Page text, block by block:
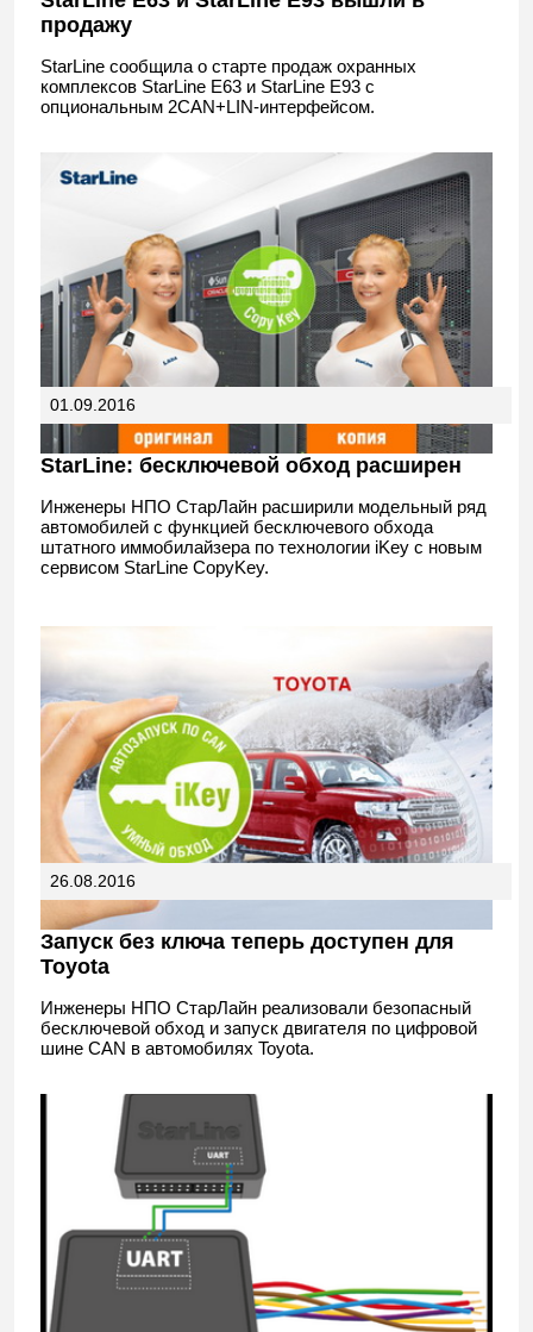
продажу
StarLine сообщила о старте продаж охранных
комплексов StarLine E63 и StarLine E93 c
опциональным 2CAN+LIN-интерфейсом.
01.09.2016
StarLine: бесключевой обход расширен
Инженеры НПО СтарЛайн расширили модельный ряд
автомобилей с функцией бесключевого обхода
штатного иммобилайзера по технологии iKey с новым
сервисом StarLine CopyKey.
26.08.2016
Запуск без ключа теперь доступен для
Toyota
Инженеры НПО СтарЛайн реализовали безопасный
бесключевой обход и запуск двигателя по цифровой
шине CAN в автомобилях Toyota.